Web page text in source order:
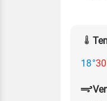
18°